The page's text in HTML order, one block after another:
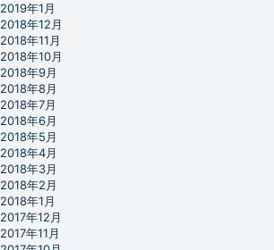
2019年1月
2018年12月
2018年11月
2018年10月
2018年9月
2018年8月
2018年7月
2018年6月
2018年5月
2018年4月
2018年3月
2018年2月
2018年1月
2017年12月
2017年11月